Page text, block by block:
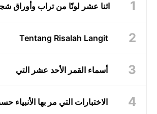
اثنا عشر لونًا من تراب وأوراق
Tentang Risalah Langit
أسماء القمر الأحد عشر التي
الاختبارات التي مر بها